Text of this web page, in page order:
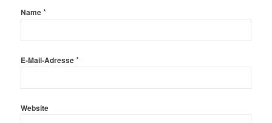
Name*
E-Mail-Adresse*
Website